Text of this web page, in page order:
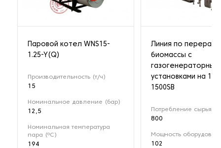
Паровой котел WNS15-
1.25-Y(Q)
Производительность (т/ч)
15
Номинальное давление (бар)
12,5
Номинальная температура
пара (ºС)
194
Линия по
биомассы с
установками на 1
1500SB
Потребление сырья
800
Мощность
102